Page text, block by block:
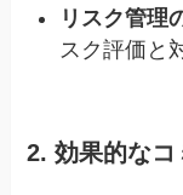
リスク管理
スク評価と
2. 効果的な